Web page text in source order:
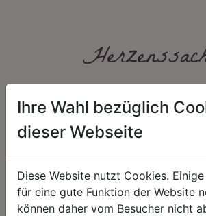
HARMONIE
Unser Sortiment steht für ein Nicht
Ihre Wahl bezüglich
dieser Webseite
Diese Website nutzt Cookies.
für eine gute Funktion der Website
können daher vom Besucher nicht